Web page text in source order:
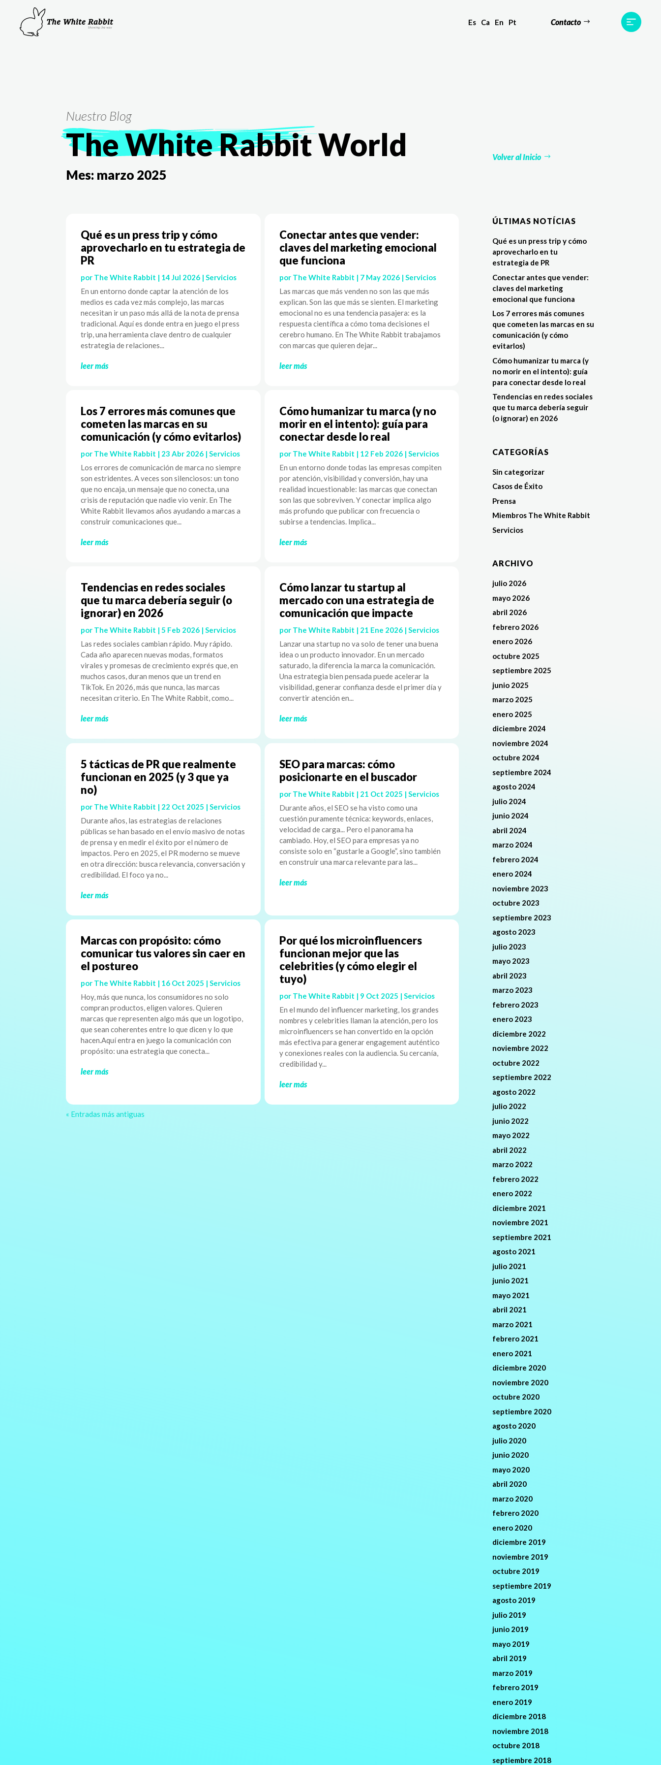
Es Ca En Pt Contacto
Nuestro Blog
The White RabbitWorld
Mes: marzo 2025
Volver al Inicio
Qué es un press trip y cómo
aprovecharlo en tu estrategia de
PR
por The White Rabbit | 14 Jul 2026 |Servicios
En un entorno donde captar la atención de los
medios es cada vez más complejo, las marcas
necesitan ir un paso más allá de la nota de prensa
tradicional. Aquí es donde entra en juego el press
trip, una herramienta clave dentro de cualquier
estrategia de relaciones...
leer más
Conectar antes que vender:
claves del marketing emocional
que funciona
por The White Rabbit | 7 May 2026| Servicios
Las marcas que más venden no son las que más
explican. Son las que más se sienten. El marketing
emocional no es una tendencia pasajera: es la
respuesta científica a cómo toma decisiones el
cerebro humano. En The White Rabbit trabajamos
con marcas que quieren dejar...
leer más
Los 7 errores más comunes que
cometen las marcas en su
comunicación (y cómo evitarlos)
por The White Rabbit | 23 Abr 2026 |Servicios
Los errores de comunicación de marca no siempre
son estridentes. A veces son silenciosos: un tono
que no encaja, un mensaje que no conecta, una
crisis de reputación que nadie vio venir. En The
White Rabbit llevamos años ayudando a marcas a
construir comunicaciones que...
leer más
Cómo humanizar tu marca (y no
morir en el intento): guía para
conectar desde lo real
por The White Rabbit | 12 Feb 2026| Servicios
En un entorno donde todas las empresas compiten
por atención, visibilidad y conversión, hay una
realidad incuestionable: las marcas que conectan
son las que sobreviven. Y conectar implica algo
más profundo que publicar con frecuencia o
subirse a tendencias. Implica...
leer más
Tendencias en redes sociales
que tu marca debería seguir (o
ignorar) en 2026
por The White Rabbit |5 Feb 2026 |Servicios
Las redes sociales cambian rápido. Muy rápido.
Cada año aparecen nuevas modas, formatos
virales y promesas de crecimiento exprés que, en
muchos casos, duran menos que un trend en
TikTok. En 2026, más que nunca, las marcas
necesitan criterio. En The White Rabbit, como...
leer más
Cómo lanzar tu startup al
mercado con una estrategia de
comunicación que impacte
por The White Rabbit | 21 Ene 2026| Servicios
Lanzar una startup no va solo de tener una buena
idea o un producto innovador. En un mercado
saturado, la diferencia la marca la comunicación.
Una estrategia bien pensada puede acelerar la
visibilidad, generar confianza desde el primer día y
convertir atención en...
leer más
5 tácticas de PR que realmente
funcionan en 2025 (y 3 que ya
no)
por The White Rabbit | 22 Oct 2025 | Servicios
Durante años, las estrategias de relaciones
públicas se han basado en el envío masivo de notas
de prensa y en medir el éxito por el número de
impactos. Pero en 2025, el PR moderno se mueve
en otra dirección: busca relevancia, conversación y
credibilidad. El foco ya no...
leer más
SEO para marcas: cómo
posicionarte en el buscador
por The White Rabbit | 21 Oct 2025 | Servicios
Durante años, el SEO se ha visto como una
cuestión puramente técnica: keywords, enlaces,
velocidad de carga... Pero el panorama ha
cambiado. Hoy, el SEO para empresas ya no
consiste solo en “gustarle a Google”, sino también
en construir una marca relevante para las...
leer más
Marcas con propósito: cómo
comunicar tus valores sin caer en
el postureo
por The White Rabbit | 16 Oct 2025 | Servicios
Hoy, más que nunca, los consumidores no solo
compran productos, eligen valores. Quieren
marcas que representen algo más que un logotipo,
que sean coherentes entre lo que dicen y lo que
hacen.Aquí entra en juego la comunicación con
propósito: una estrategia que conecta...
leer más
Por qué los microinfluencers
funcionan mejor que las
celebrities (y cómo elegir el
tuyo)
por The White Rabbit | 9 Oct 2025 | Servicios
En el mundo del influencer marketing, los grandes
nombres y celebrities llaman la atención, pero los
microinfluencers se han convertido en la opción
más efectiva para generar engagement auténtico
y conexiones reales con la audiencia. Su cercanía,
credibilidad y...
leer más
« Entradas más antiguas
ÚLTIMAS NOTÍCIAS
Qué es un press trip y cómo
aprovecharlo en tu
estrategia de PR
Conectar antes que vender:
claves del marketing
emocional que funciona
Los 7 errores más comunes
que cometen las marcas en su
comunicación (y cómo
evitarlos)
Cómo humanizar tu marca (y
no morir en el intento): guía
para conectar desde lo real
Tendencias en redes sociales
que tu marca debería seguir
(o ignorar) en 2026
CATEGORÍAS
Sin categorizar
Casos de Éxito
Prensa
Miembros The White Rabbit
Servicios
ARCHIVO
julio 2026
mayo 2026
abril 2026
febrero 2026
enero 2026
octubre 2025
septiembre 2025
junio 2025
marzo 2025
enero 2025
diciembre 2024
noviembre 2024
octubre 2024
septiembre 2024
agosto 2024
julio 2024
junio 2024
abril 2024
marzo 2024
febrero 2024
enero 2024
noviembre 2023
octubre 2023
septiembre 2023
agosto 2023
julio 2023
mayo 2023
abril 2023
marzo 2023
febrero 2023
enero 2023
diciembre 2022
noviembre 2022
octubre 2022
septiembre 2022
agosto 2022
julio 2022
junio 2022
mayo 2022
abril 2022
marzo 2022
febrero 2022
enero 2022
diciembre 2021
noviembre 2021
septiembre 2021
agosto 2021
julio 2021
junio 2021
mayo 2021
abril 2021
marzo 2021
febrero 2021
enero 2021
diciembre 2020
noviembre 2020
octubre 2020
septiembre 2020
agosto 2020
julio 2020
junio 2020
mayo 2020
abril 2020
marzo 2020
febrero 2020
enero 2020
diciembre 2019
noviembre 2019
octubre 2019
septiembre 2019
agosto 2019
julio 2019
junio 2019
mayo 2019
abril 2019
marzo 2019
febrero 2019
enero 2019
diciembre 2018
noviembre 2018
octubre 2018
septiembre 2018